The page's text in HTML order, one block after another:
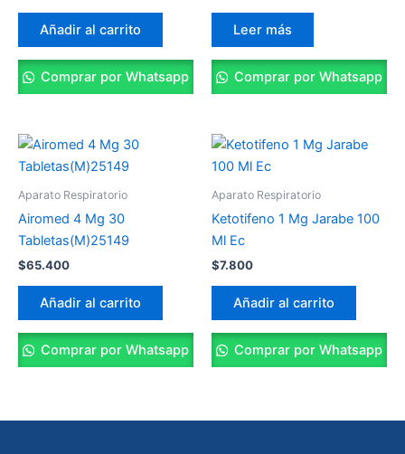
Añadir al carrito
Comprar por Whatsapp
Leer más
Comprar por Whatsapp
Aparato Respiratorio
Airomed 4 Mg 30
Tabletas(M)25149
$65.400
Añadir al carrito
Comprar por Whatsapp
Aparato Respiratorio
Ketotifeno 1 Mg Jarabe 100
Ml Ec
$7.800
Añadir al carrito
Comprar por Whatsapp